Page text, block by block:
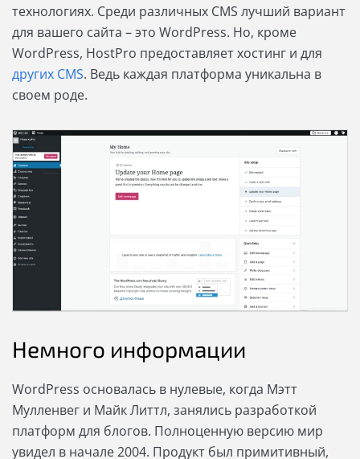
технологиях. Среди различных CMS лучший вариант
для вашего сайта – это WordPress. Но, кроме
WordPress, HostPro предоставляет хостинг и для
других CMS. Ведь каждая платформа уникальна в
своем роде.
Немного информации
WordPress основалась в нулевые, когда Мэтт
Мулленвег и Майк Литтл, занялись разработкой
платформ для блогов. Полноценную версию мир
увидел в начале 2004. Продукт был примитивный,